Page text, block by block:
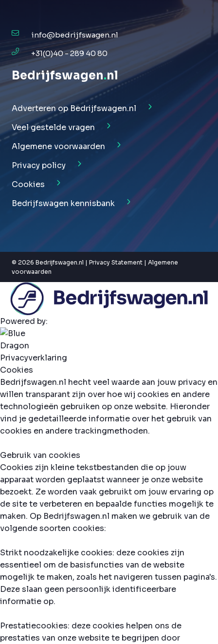
info@bedrijfswagen.nl
+31(0)40 - 289 40 80
Bedrijfswagen.nl
Adverteren op Bedrijfswagen.nl
Veel gestelde vragen
Algemene voorwaarden
Privacy policy
Cookies
Bedrijfswagen kennisbank
© 2026 Bedrijfswagen.nl | Privacy Statement | Algemene
voorwaarden
Powered by:
Privacyverklaring
Cookies
Bedrijfswagen.nl hecht veel waarde aan jouw privacy en
willen transparant zijn over hoe wij cookies en andere
technologieën gebruiken op onze website. Hieronder
vind je gedetailleerde informatie over het gebruik van
cookies en andere trackingmethoden.
Gebruik van cookies
Cookies zijn kleine tekstbestanden die op jouw
apparaat worden geplaatst wanneer je onze website
bezoekt. Ze worden vaak gebruikt om jouw ervaring op
de site te verbeteren en bepaalde functies mogelijk te
maken. Op Bedrijfswagen.nl maken we gebruik van de
volgende soorten cookies:
Strikt noodzakelijke cookies: deze cookies zijn
essentieel om de basisfuncties van de website
mogelijk te maken, zoals het navigeren tussen pagina's.
Deze slaan geen persoonlijk identificeerbare
informatie op.
Prestatiecookies: deze cookies helpen ons de
prestaties van onze website te begrijpen door